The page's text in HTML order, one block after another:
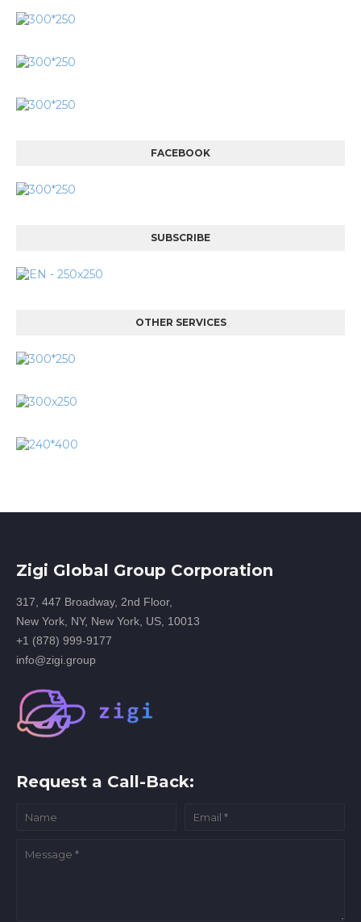
FACEBOOK
SUBSCRIBE
OTHER SERVICES
Zigi Global Group Corporation
317, 447 Broadway, 2nd Floor,
New York, NY, New York, US, 10013
+1 (878) 999-9177
info@zigi.group
Request a Call-Back: